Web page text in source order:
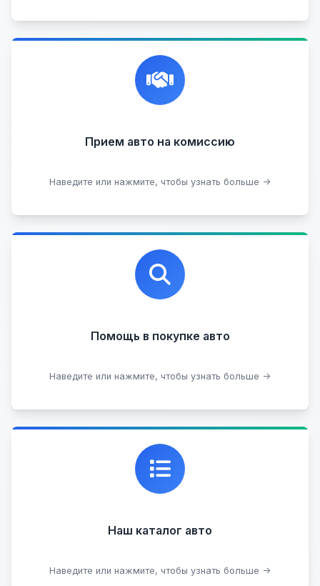
Прием авто на комиссию
Наведите или нажмите, чтобы узнать больше →
Честная и профессиональная экспертиза, реклама,
переговоры с клиентами, подготовка документов,
сопровождение сделки.
Прием битых авто
Оставить на комиссии
Помощь в покупке авто
Наведите или нажмите, чтобы узнать больше →
Профессиональная помощь в выборе автомобиля
на любых торговых площадках с проверкой
юридической чистоты.
Подобрать авто
Наш каталог авто
Наведите или нажмите, чтобы узнать больше →
Каталог проверенных автомобилей в отличном
состоянии, где вы можете найти подробную
информацию о каждом авто.
Посмотреть каталог